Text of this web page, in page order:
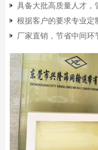
具备大批高质量人才，
根据客户的要求专业定
厂家直销，节省中间环